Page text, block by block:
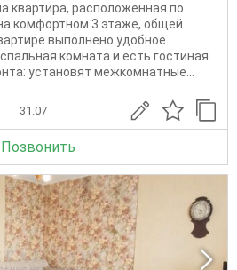
квартира, расположенная по
комфортном 3 этаже, общей
выполнено удобное
комната и есть гостиная.
установят межкомнатные...
31.07
Позвонить